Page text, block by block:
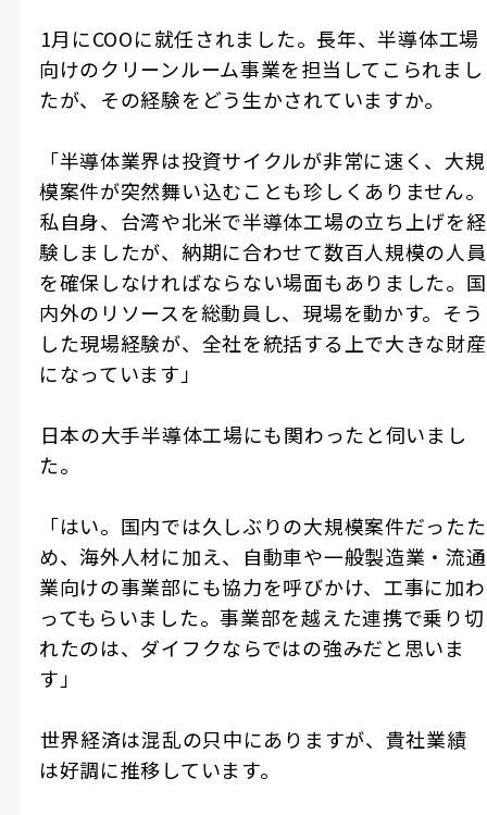
――1月にCOOに就任されました。長年、半導体工場
向けのクリーンルーム事業を担当してこられまし
たが、その経験をどう生かされていますか。
「半導体業界は投資サイクルが非常に速く、大規
模案件が突然舞い込むことも珍しくありません。
私自身、台湾や北米で半導体工場の立ち上げを経
験しましたが、納期に合わせて数百人規模の人員
を確保しなければならない場面もありました。国
内外のリソースを総動員し、現場を動かす。そう
した現場経験が、全社を統括する上で大きな財産
になっています」
――日本の大手半導体工場にも関わったと伺いまし
た。
「はい。国内では久しぶりの大規模案件だったた
め、海外人材に加え、自動車や一般製造業・流通
業向けの事業部にも協力を呼びかけ、工事に加わ
ってもらいました。事業部を越えた連携で乗り切
れたのは、ダイフクならではの強みだと思いま
す」
――世界経済は混乱の只中にありますが、貴社業績
は好調に推移しています。